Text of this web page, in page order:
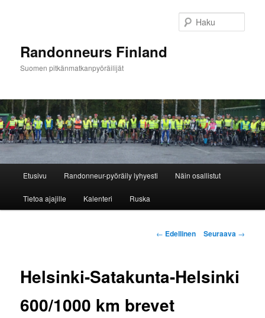
Randonneurs Finland
Suomen pitkänmatkanpyöräilijät
Etusivu Randonneur-pyöräily lyhyesti Näin osallistut
Tietoa ajajille Kalenteri Ruska
Artikkelien
← Edellinen Seuraava →
Helsinki-Satakunta-Helsinki
600/1000 km brevet